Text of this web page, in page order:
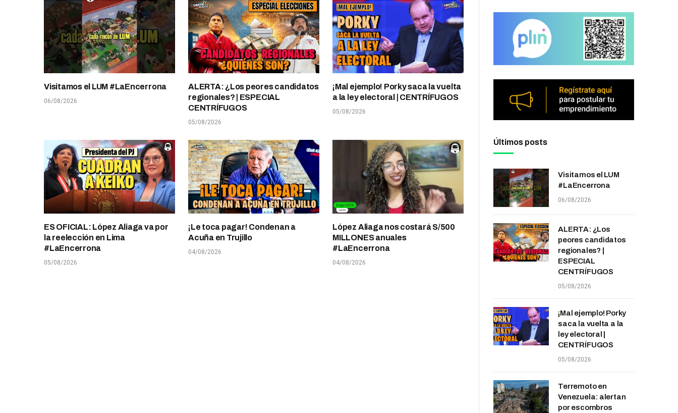
Visitamos el LUM #LaEncerrona
06/08/2026
ALERTA: ¿Los peores candidatos
regionales? | ESPECIAL
CENTRÍFUGOS
05/08/2026
¡Mal ejemplo! Porky saca la vuelta
a la ley electoral | CENTRÍFUGOS
05/08/2026
ES OFICIAL: López Aliaga va por
la reelección en Lima
#LaEncerrona
05/08/2026
¡Le toca pagar! Condenan a
Acuña en Trujillo
04/08/2026
López Aliaga nos costará S/500
MILLONES anuales
#LaEncerrona
04/08/2026
Últimos posts
Visitamos el LUM
#LaEncerrona
06/08/2026
ALERTA: ¿Los
peores candidatos
regionales? |
ESPECIAL
CENTRÍFUGOS
05/08/2026
¡Mal ejemplo! Porky
saca la vuelta a la
ley electoral |
CENTRÍFUGOS
05/08/2026
Terremoto en
Venezuela: alertan
por escombros